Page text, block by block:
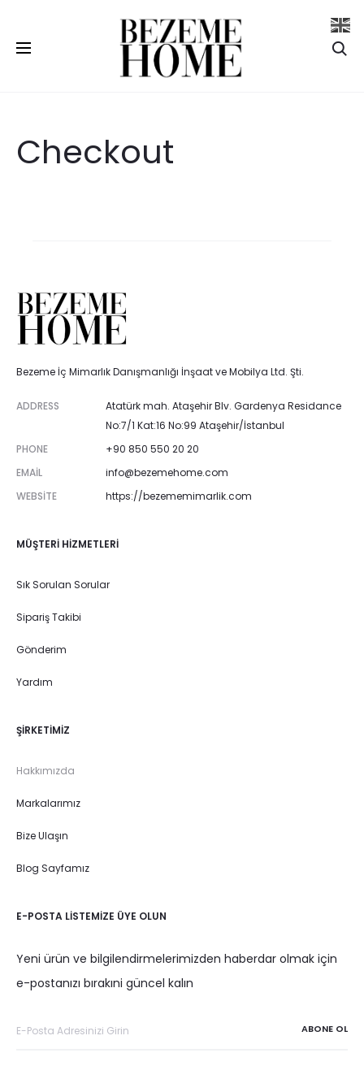
Checkout
Bezeme İç Mimarlık Danışmanlığı İnşaat ve Mobilya Ltd. Şti.
ADDRESS
Atatürk mah. Ataşehir Blv. Gardenya Residance
No:7/1 Kat:16 No:99 Ataşehir/İstanbul
PHONE
+90 850 550 20 20
EMAIL
info@bezemehome.com
WEBSITE
https://bezememimarlik.com
MÜŞTERI HIZMETLERI
Sık Sorulan Sorular
Sipariş Takibi
Gönderim
Yardım
ŞIRKETIMIZ
Hakkımızda
Markalarımız
Bize Ulaşın
Blog Sayfamız
E-POSTA LISTEMIZE ÜYE OLUN
Yeni ürün ve bilgilendirmelerimizden haberdar olmak için
e-postanızı bırakıni güncel kalın